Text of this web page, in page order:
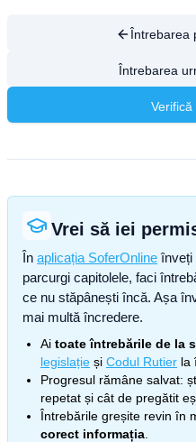
Întrebarea
Întrebarea
Vrei să iei
În aplicația SoferOnline înveți
parcurgi capitolele, faci
ce nu stăpânești încă. Așa
mai multă încredere.
Ai toate întrebările de la
legislație și Codul Rutier la
Progresul rămâne salvat:
repetat și cât de pregătit
Întrebările greșite revin în
corect informația